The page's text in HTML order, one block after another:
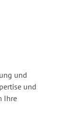
und
und
Ihre